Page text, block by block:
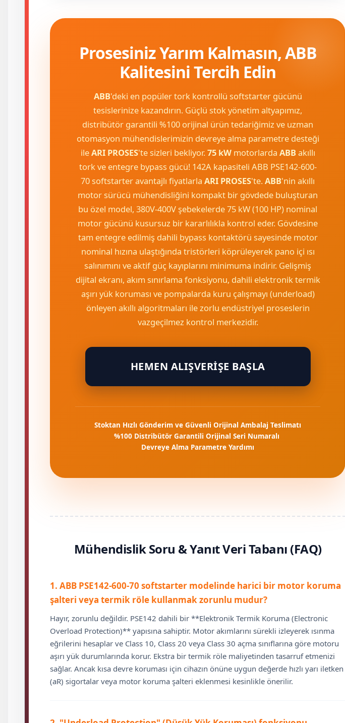
Prosesiniz Yarım Kalmasın, ABB
Kalitesini Tercih Edin
ABB'deki en popüler tork kontrollü softstarter gücünü
tesislerinize kazandırın. Güçlü stok yönetim altyapımız,
distribütör garantili %100 orijinal ürün tedariğimiz ve uzman
otomasyon mühendislerimizin devreye alma parametre desteği
ileARI PROSES'te sizleri bekliyor.75 kWmotorlarda ABBakıllı
tork ve entegre bypass gücü! 142A kapasiteli ABB PSE142-600-
70 softstarter avantajlı fiyatlarla ARI PROSES'te.ABB'nin akıllı
motor sürücü mühendisliğini kompakt bir gövdede buluşturan
bu özel model, 380V-400V şebekelerde 75 kW (100 HP) nominal
motor gücünü kusursuz bir kararlılıkla kontrol eder. Gövdesine
tam entegre edilmiş dahili bypass kontaktörü sayesinde motor
nominal hızına ulaştığında tristörleri köprüleyerek pano içi ısı
salınımını ve aktif güç kayıplarını minimuma indirir. Gelişmiş
dijital ekranı, akım sınırlama fonksiyonu, dahili elektronik termik
aşırı yük koruması ve pompalarda kuru çalışmayı (underload)
önleyen akıllı algoritmaları ile zorlu endüstriyel proseslerin
vazgeçilmez kontrol merkezidir.
HEMEN ALIŞVERIŞE BAŞLA
Stoktan Hızlı Gönderim ve Güvenli Orijinal Ambalaj Teslimatı
%100 Distribütör Garantili Orijinal Seri Numaralı
Devreye Alma Parametre Yardımı
Mühendislik Soru & Yanıt Veri Tabanı (FAQ)
1. ABB PSE142-600-70 softstarter modelinde harici bir motor koruma
şalteri veya termik röle kullanmak zorunlu mudur?
Hayır, zorunlu değildir. PSE142 dahili bir **Elektronik Termik Koruma (Electronic
Overload Protection)** yapısına sahiptir. Motor akımlarını sürekli izleyerek ısınma
eğrilerini hesaplar ve Class 10, Class 20 veya Class 30 açma sınıflarına göre motoru
aşırı yük durumlarında korur. Ekstra bir termik röle maliyetinden tasarruf etmenizi
sağlar. Ancak kısa devre koruması için cihazın önüne uygun değerde hızlı yarı iletken
(aR) sigortalar veya motor koruma şalteri eklenmesi kesinlikle önerilir.